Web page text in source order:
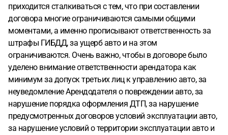
приходится сталкиваться с тем, что при составлении
договора многие ограничиваются самыми общими
моментами, а именно прописывают ответственность за
штрафы ГИБДД, за ущерб авто и на этом
ограничиваются. Очень важно, чтобы в договоре было
уделено внимание ответственности арендатора как
минимум за допуск третьих лиц к управлению авто, за
неуведомление Арендодателя о повреждении авто, за
нарушение порядка оформления ДТП, за нарушение
предусмотренных договоров условий эксплуатации авто,
за нарушение условий о территории эксплуатации авто и